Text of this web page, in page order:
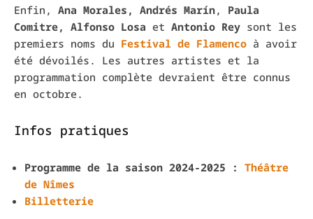
Enfin, Ana Morales, Andrés Marín, Paula
Comitre, Alfonso Losa et Antonio Rey sont les
premiers noms du Festival de Flamenco à avoir
été dévoilés. Les autres artistes et la
programmation complète devraient être connus
en octobre.
Infos pratiques
Programme de la saison 2024-2025 : Théâtre
de Nîmes
Billetterie